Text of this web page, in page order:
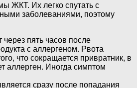
ЖКТ. Их легко спутать с
заболеваниями, поэтому
через пять часов после
с аллергеном. Рвота
что сокращается привратник, в
аллерген. Иногда симптом
сразу после попадания